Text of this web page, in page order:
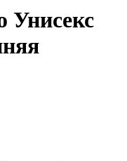
Унисекс